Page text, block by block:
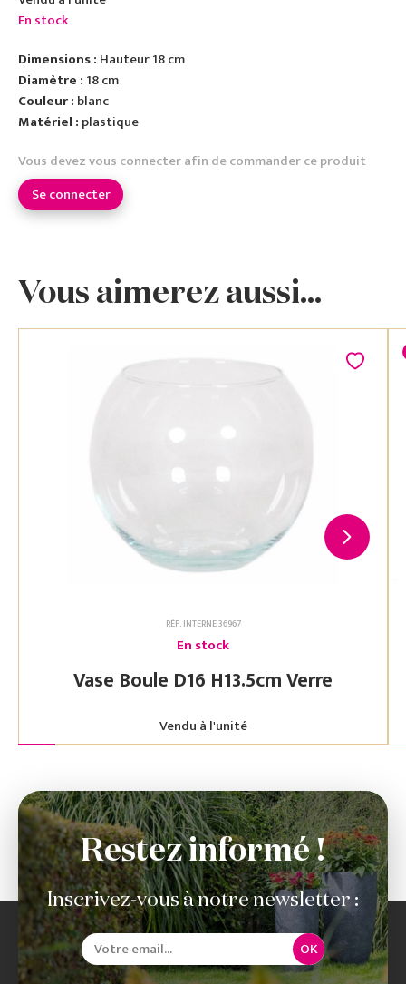
En stock
Dimensions : Hauteur 18 cm
Diamètre : 18 cm
Couleur : blanc
Matériel : plastique
Vous devez vous connecter afin de commander ce produit
Se connecter
Vous aimerez aussi...
RÉF. INTERNE 36967
En stock
Vase Boule D16 H13.5cm Verre
Vendu à l'unité
Restez informé !
Inscrivez-vous à notre newsletter :
OK